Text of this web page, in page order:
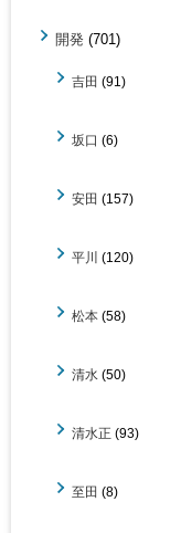
開発 (701)
吉田 (91)
坂口 (6)
安田 (157)
平川 (120)
松本 (58)
清水 (50)
清水正 (93)
至田 (8)